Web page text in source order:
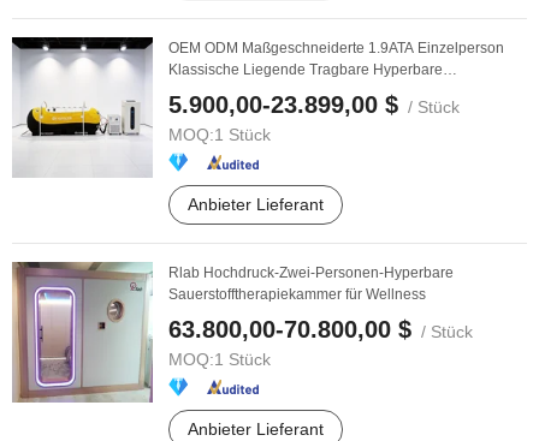
OEM ODM Maßgeschneiderte 1.9ATA Einzelperson
Klassische Liegende Tragbare Hyperbare
5.900,00-23.899,00 $ / Stück
MOQ:1 Stück
Anbieter Lieferant
Rlab Hochdruck-Zwei-Personen-Hyperbare
Sauerstofftherapiekammer für Wellness
63.800,00-70.800,00 $ / Stück
MOQ:1 Stück
Anbieter Lieferant